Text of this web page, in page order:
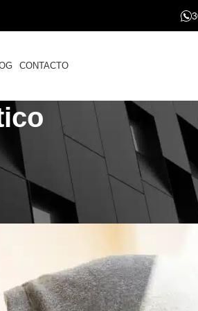
CONTACTO
HORIZONTAL
realizados por los
de 2024